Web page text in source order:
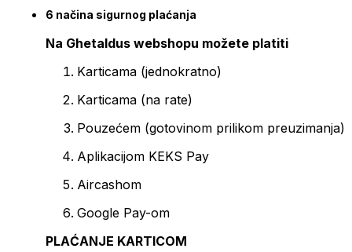
6 načina sigurnog plaćanja
Na Ghetaldus webshopu možete platiti
Karticama (jednokratno)
Karticama (na rate)
Pouzećem (gotovinom prilikom preuzimanja)
Aplikacijom KEKS Pay
Aircashom
Google Pay-om
PLAĆANJE KARTICOM